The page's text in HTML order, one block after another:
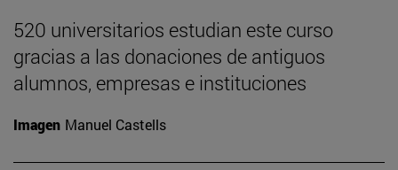
520 universitarios estudian este curso
gracias a las donaciones de antiguos
alumnos, empresas e instituciones
Imagen Manuel Castells